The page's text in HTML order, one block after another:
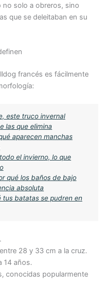
no solo a obreros, sino
que se deleitaban en su
francés es fácilmente
este truco invernal
las que elimina
aparecen manchas
el invierno, lo que
qué los baños de bajo
absoluta
tus batatas se pudren en
28 y 33 cm a la cruz.
14 años.
conocidas popularmente